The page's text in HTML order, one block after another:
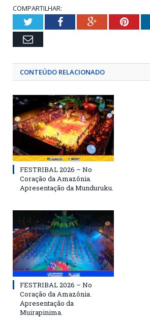
COMPARTILHAR:
TwitterFacebookGoogle+
Email
CONTEÚDO RELACIONADO
FESTRIBAL 2026 – No
Coração da Amazônia.
Apresentação da Munduruku.
FESTRIBAL 2026 – No
Coração da Amazônia.
Apresentação da
Muirapinima.